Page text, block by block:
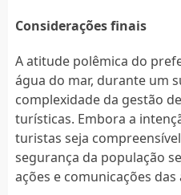
Considerações finais
A atitude polêmica do
água do mar, durante um
complexidade da gestão
turísticas. Embora a
turistas seja
segurança da população
ações e comunicações